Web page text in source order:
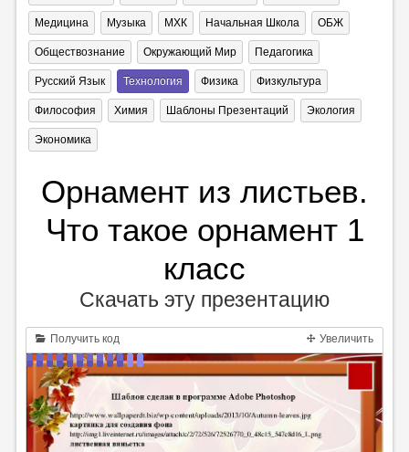
Медицина Музыка МХК Начальная Школа ОБЖ
Обществознание Окружающий Мир Педагогика
Русский Язык Технология Физика Физкультура
Философия Химия Шаблоны Презентаций Экология
Экономика
Орнамент из листьев.
Что такое орнамент 1
класс
Скачать эту презентацию
Получить код Увеличить